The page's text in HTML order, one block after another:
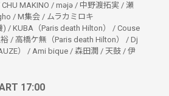
CHU MAKINO / məjə / 中野渡拓実 / 瀬
/ M集会 / ムラカミロキ
) / KUBA（Paris death Hilton） / Couse
/ 高橋ケ無（Paris death Hilton） / Dj
） / Ami bique / 森田潤 / 天鼓 / 伊
17:00